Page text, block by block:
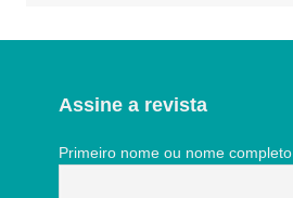
Assine a revista
Primeiro nome ou nome completo